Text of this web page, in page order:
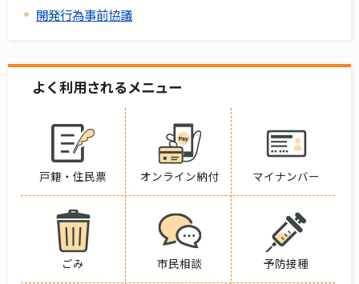
開発行為事前協議
よく利用されるメニュー
戸籍・住民票 オンライン納付 マイナンバー
ごみ 市民相談 予防接種